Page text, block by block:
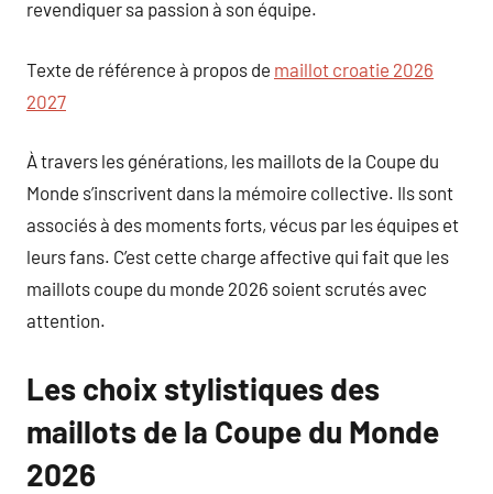
revendiquer sa passion à son équipe.
Texte de référence à propos de maillot croatie 2026
2027
À travers les générations, les maillots de la Coupe du
Monde s’inscrivent dans la mémoire collective. Ils sont
associés à des moments forts, vécus par les équipes et
leurs fans. C’est cette charge affective qui fait que les
maillots coupe du monde 2026 soient scrutés avec
attention.
Les choix stylistiques des
maillots de la Coupe du Monde
2026